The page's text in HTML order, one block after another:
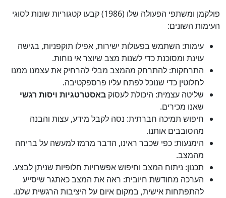
פולקמן ומשתפי הפעולה שלו (1986) קבעו קטגוריות שונות לסוגי
העימות השונים:
עימות: השתמש בפעולות ישירות, אפילו תוקפניות, בגישה
עוינת ומסוכנת כדי לשנות מצב שיוצר אי נוחות.
התרחקות: להתרחק מהמצב מבלי להרחיק את עצמנו ממנו
לחלוטין כדי שנוכל לפתח עליו פרספקטיבה.
שליטה עצמית: היכולת לעסוק באסטרטגיות ויסות רגשי
שאנו מכירים.
חיפוש תמיכה חברתית: נסה לקבל מידע, עצות והבנה
מהסובבים אותנו.
הימנעות: כפי שכבר ראינו, הדבר מרמז למעשה על בריחה
מהמצב.
תכנון: ניתוח המצב וחיפוש אפשרויות חלופיות שניתן לבצע.
הערכה מחודשת חיובית: ראה את המצב כאתגר שיסייע
להתפתחות אישית, במקום איום על היציבות הרגשית שלנו.